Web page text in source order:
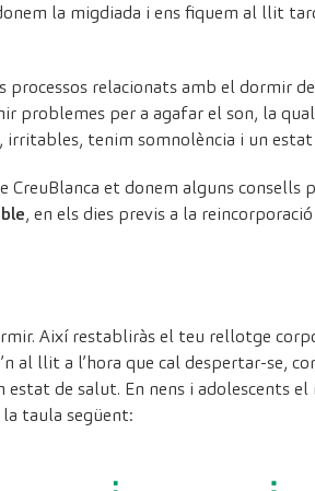
la migdiada i ens fiquem al llit
relacionats amb el dormir
problemes per a agafar el son, la
tenim somnolència i un estat
CreuBlanca et donem alguns consells
, en els dies previs a la
Així restabliràs el teu rellotge
al llit a l’hora que cal despertar-se,
de salut. En nens i adolescents el
la taula següent: